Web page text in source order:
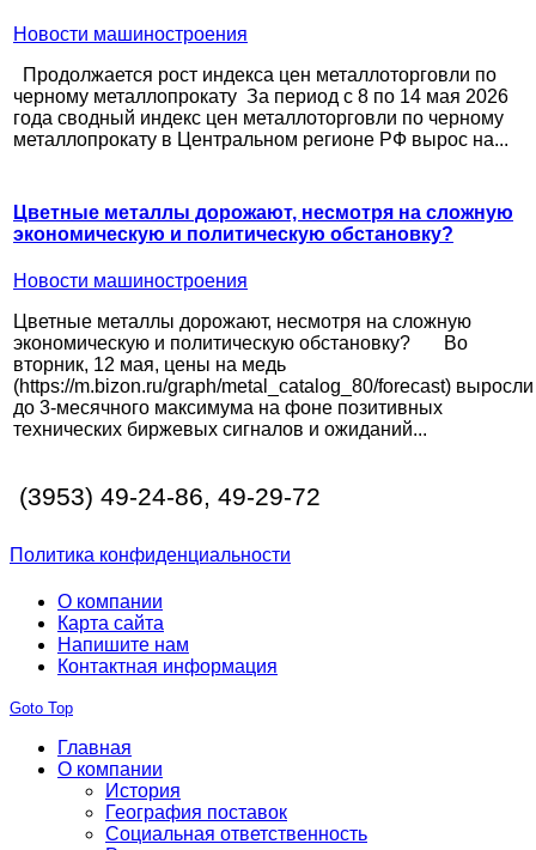
Новости машиностроения
Продолжается рост индекса цен металлоторговли по
черному металлопрокату За период с 8 по 14 мая 2026
года сводный индекс цен металлоторговли по черному
металлопрокату в Центральном регионе РФ вырос на...
Цветные металлы дорожают, несмотря на сложную
экономическую и политическую обстановку?
Новости машиностроения
Цветные металлы дорожают, несмотря на сложную
экономическую и политическую обстановку? Во
вторник, 12 мая, цены на медь
(https://m.bizon.ru/graph/metal_catalog_80/forecast) выросли
до 3-месячного максимума на фоне позитивных
технических биржевых сигналов и ожиданий...
(3953) 49-24-86, 49-29-72
Политика конфиденциальности
О компании
Карта сайта
Напишите нам
Контактная информация
Goto Top
Главная
О компании
История
География поставок
Социальная ответственность